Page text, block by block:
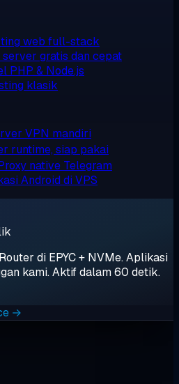
web full-stack
server gratis dan cepat
PHP & Node.js
klasik
VPN mandiri
runtime, siap pakai
native Telegram
Android di VPS
di EPYC + NVMe. Aplikasi
kami. Aktif dalam 60 detik.
→